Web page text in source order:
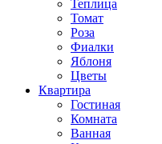
Теплица
Томат
Роза
Фиалки
Яблоня
Цветы
Квартира
Гостиная
Комната
Ванная